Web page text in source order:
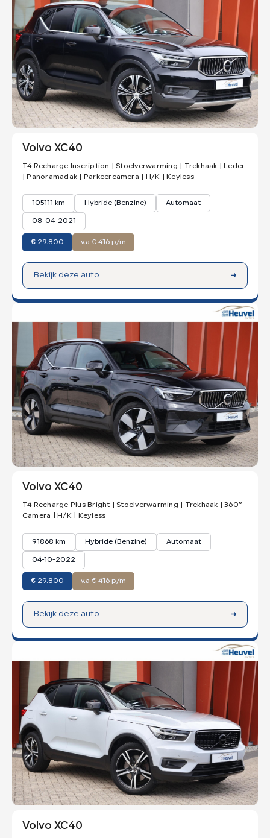
Volvo XC40
T4 Recharge Inscription | Stoelverwarming | Trekhaak | Leder
| Panoramadak | Parkeercamera | H/K | Keyless
105111 km Hybride (Benzine) Automaat
08-04-2021
€ 29.800 v.a € 416 p/m
Bekijk deze auto
Volvo XC40
T4 Recharge Plus Bright | Stoelverwarming | Trekhaak | 360°
Camera | H/K | Keyless
91868 km Hybride (Benzine) Automaat
04-10-2022
€ 29.800 v.a € 416 p/m
Bekijk deze auto
Volvo XC40